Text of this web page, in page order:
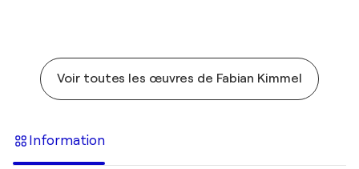
Voir toutes les œuvres de Fabian Kimmel
Information